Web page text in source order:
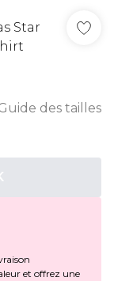
Star
des tailles
et offrez une